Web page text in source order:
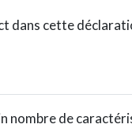
dans cette
nombre de